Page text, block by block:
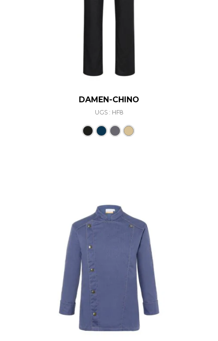
DAMEN-CHINO
UGS : HF8